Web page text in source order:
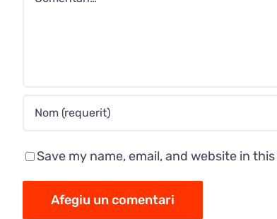
Save my name, email, and website in